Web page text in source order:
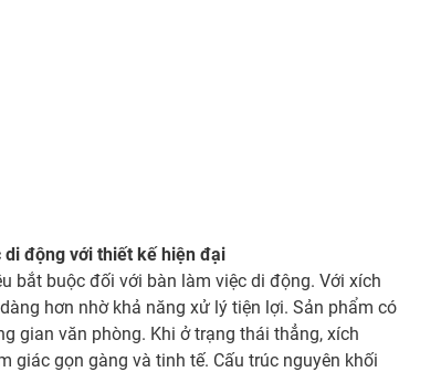
động với thiết kế hiện đại
bắt buộc đối với bàn làm việc di động. Với xích
hơn nhờ khả năng xử lý tiện lợi. Sản phẩm có
gian văn phòng. Khi ở trạng thái thẳng, xích
giác gọn gàng và tinh tế. Cấu trúc nguyên khối